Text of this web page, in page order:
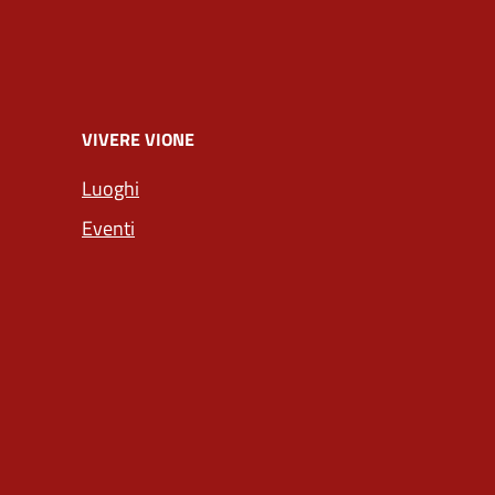
VIVERE VIONE
Luoghi
Eventi